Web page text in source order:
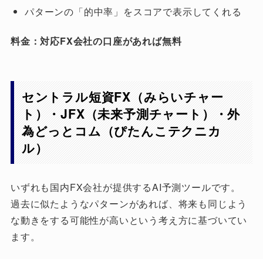
パターンの「的中率」をスコアで表示してくれる
料金：対応FX会社の口座があれば無料
セントラル短資FX（みらいチャー
ト）・JFX（未来予測チャート）・外
為どっとコム（ぴたんこテクニカ
ル）
いずれも国内FX会社が提供するAI予測ツールです。
過去に似たようなパターンがあれば、将来も同じよう
な動きをする可能性が高いという考え方に基づいてい
ます。